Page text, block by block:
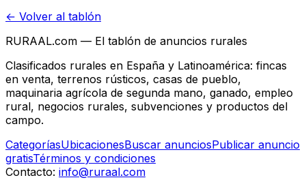
← Volver al tablón
RURAAL.com — El tablón de anuncios rurales
Clasificados rurales en España y Latinoamérica: fincas
en venta, terrenos rústicos, casas de pueblo,
maquinaria agrícola de segunda mano, ganado, empleo
rural, negocios rurales, subvenciones y productos del
campo.
CategoríasUbicacionesBuscar anunciosPublicar anuncio
gratisTérminos y condiciones
Contacto: info@ruraal.com